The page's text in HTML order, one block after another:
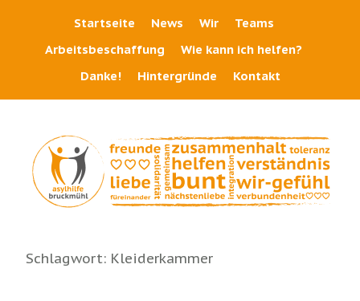
Startseite News Wir
Teams
Arbeitsbeschaffung
Wie kann ich helfen?
Danke!
Hintergründe Kontakt
Schlagwort: Kleiderkammer